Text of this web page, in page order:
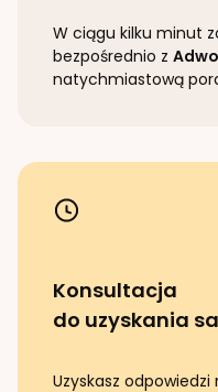
W ciągu kilku minut
bezpośrednio z
natychmiastową
Konsultacja
do uzyskania
Uzyskasz